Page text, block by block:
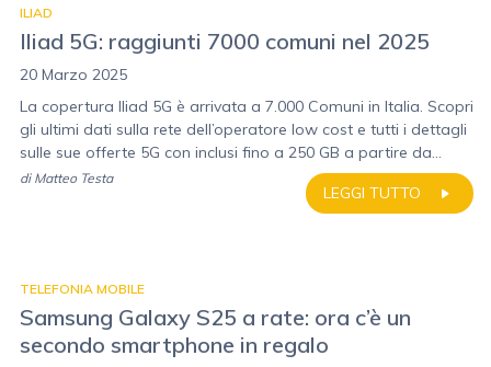
ILIAD
Iliad 5G: raggiunti 7000 comuni nel 2025
20 Marzo 2025
La copertura Iliad 5G è arrivata a 7.000 Comuni in Italia. Scopri
gli ultimi dati sulla rete dell’operatore low cost e tutti i dettagli
sulle sue offerte 5G con inclusi fino a 250 GB a partire da...
LEGGI TUTTO
di Matteo Testa
TELEFONIA MOBILE
Samsung Galaxy S25 a rate: ora c’è un
secondo smartphone in regalo